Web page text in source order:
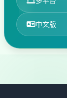
中文版